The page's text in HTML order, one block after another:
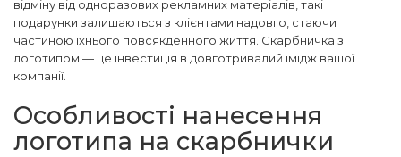
відміну від одноразових рекламних матеріалів, такі
подарунки залишаються з клієнтами надовго, стаючи
частиною їхнього повсякденного життя. Скарбничка з
логотипом — це інвестиція в довготривалий імідж вашої
компанії.
Особливості нанесення
логотипа на скарбнички